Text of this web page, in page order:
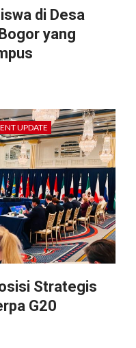
di Desa
yang
UPDATE
Strategis
G20